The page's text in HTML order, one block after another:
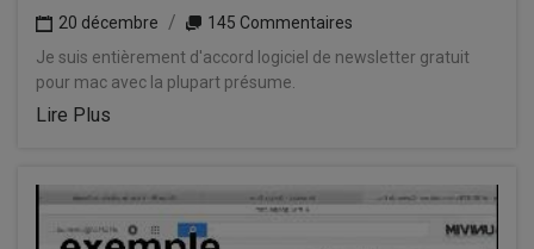
20 décembre
145 Commentaires
Je suis entièrement d'accord logiciel de newsletter gratuit
pour mac avec la plupart présume.
Lire Plus